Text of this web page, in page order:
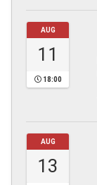
AUG
11
18:00
AUG
13